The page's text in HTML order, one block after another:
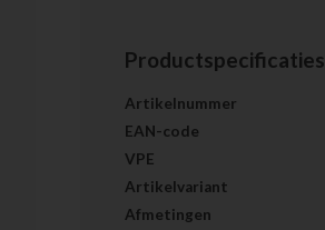
Productspecificaties
Artikelnummer
EAN-code
VPE
Artikelvariant
Afmetingen